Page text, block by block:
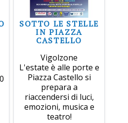
SOTTO LE STELLE
IN PIAZZA
CASTELLO
Vigolzone
L'estate è alle porte e
Piazza Castello si
prepara a
riaccendersi di luci,
emozioni, musica e
teatro!